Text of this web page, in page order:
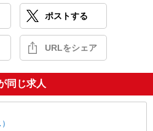
ポストする
URLをシェア
同じ求人